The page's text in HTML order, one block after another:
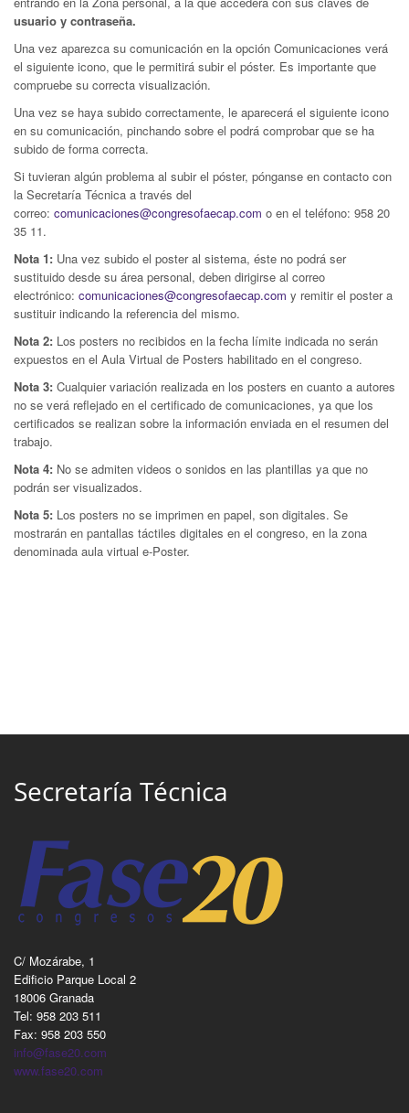
usuario y contraseña.
Una vez aparezca su comunicación en la opción Comunicaciones verá
el siguiente icono, que le permitirá subir el póster. Es importante que
compruebe su correcta visualización.
Una vez se haya subido correctamente, le aparecerá el siguiente icono
en su comunicación, pinchando sobre el podrá comprobar que se ha
subido de forma correcta.
Si tuvieran algún problema al subir el póster, pónganse en contacto con
la Secretaría Técnica a través del
correo: comunicaciones@congresofaecap.com o en el teléfono: 958 20
35 11.
Nota 1: Una vez subido el poster al sistema, éste no podrá ser
sustituido desde su área personal, deben dirigirse al correo
electrónico: comunicaciones@congresofaecap.com y remitir el poster a
sustituir indicando la referencia del mismo.
Nota 2: Los posters no recibidos en la fecha límite indicada no serán
expuestos en el Aula Virtual de Posters habilitado en el congreso.
Nota 3: Cualquier variación realizada en los posters en cuanto a autores
no se verá reflejado en el certificado de comunicaciones, ya que los
certificados se realizan sobre la información enviada en el resumen del
trabajo.
Nota 4: No se admiten videos o sonidos en las plantillas ya que no
podrán ser visualizados.
Nota 5: Los posters no se imprimen en papel, son digitales. Se
mostrarán en pantallas táctiles digitales en el congreso, en la zona
denominada aula virtual e-Poster.
Secretaría Técnica
C/ Mozárabe, 1
Edificio Parque Local 2
18006 Granada
Tel: 958 203 511
Fax: 958 203 550
info@fase20.com
www.fase20.com